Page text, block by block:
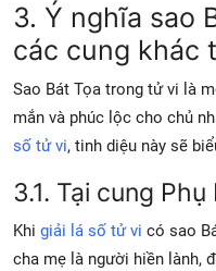
3. Ý nghĩa sao
các cung khác
Sao Bát Tọa trong tử vi là
mắn và phúc lộc cho chủ
số tử vi, tinh diệu này sẽ
3.1. Tại cung Phụ
Khi giải lá số tử vi có sao
cha mẹ là người hiền lành,